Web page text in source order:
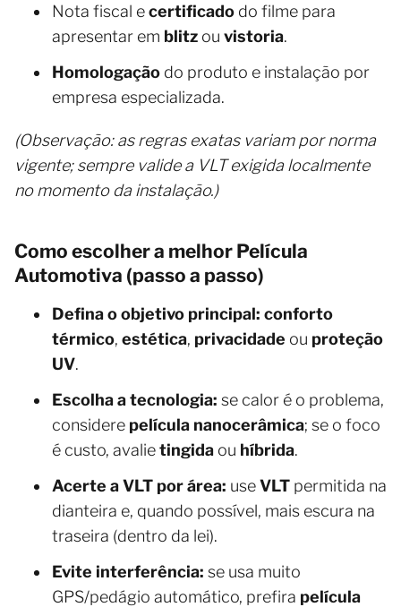
Nota fiscal ecertificado do filme para
apresentar em blitz ou vistoria.
Homologação do produto e instalação por
empresa especializada.
(Observação: as regras exatas variam por norma
vigente; sempre valide a VLT exigida localmente
no momento da instalação.)
Como escolher a melhor Película
Automotiva (passo a passo)
Defina o objetivo principal: conforto
térmico, estética, privacidade ou proteção
UV.
Escolha a tecnologia: se calor é o problema,
considere película nanocerâmica; se o foco
é custo, avalietingida ou híbrida.
Acerte a VLT por área: useVLT permitida na
dianteira e, quando possível, mais escura na
traseira (dentro da lei).
Evite interferência: se usa muito
GPS/pedágio automático, prefira película